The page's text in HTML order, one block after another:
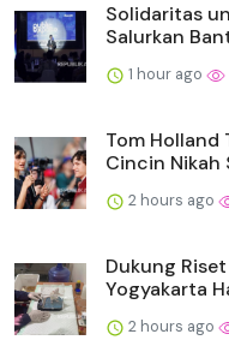
Solidaritas
Salurkan
1 hour ago
Tom Holland
Cincin Nikah
2 hours ago
Dukung
Yogyakarta
2 hours ago